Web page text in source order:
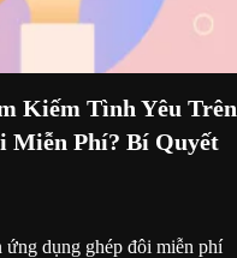
Kiếm Tình Yêu Trên
Miễn Phí? Bí Quyết
dụng ghép đôi miễn phí